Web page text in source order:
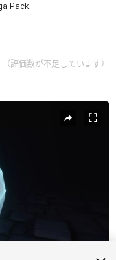
Pack
（評価数が不足しています）